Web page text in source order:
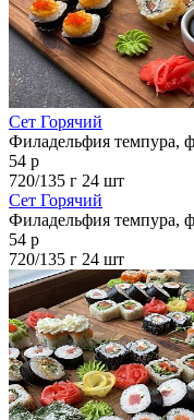
Сет Горячий
Филадельфия темпура,
54 р
720/135 г 24 шт
Сет Горячий
Филадельфия темпура,
54 р
720/135 г 24 шт